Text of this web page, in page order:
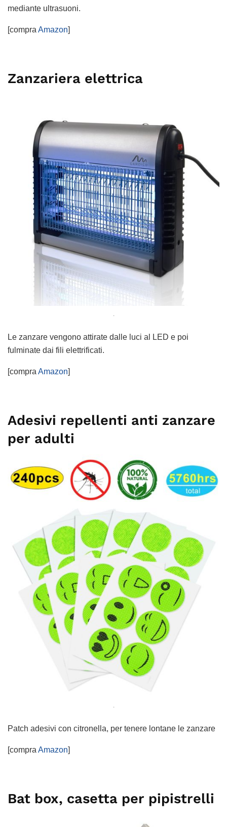
mediante ultrasuoni.
[compra Amazon]
Zanzariera elettrica
.
Le zanzare vengono attirate dalle luci al LED e poi
fulminate dai fili elettrificati.
[compra Amazon]
Adesivi repellenti anti zanzare
per adulti
.
Patch adesivi con citronella, per tenere lontane le zanzare
[compra Amazon]
Bat box, casetta per pipistrelli